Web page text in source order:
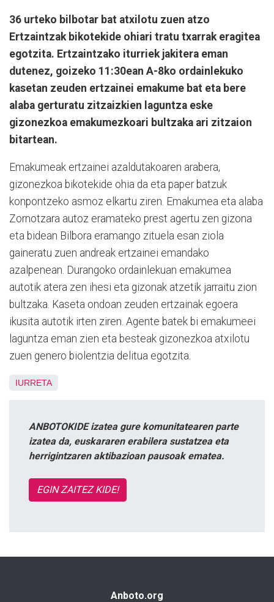
36 urteko bilbotar bat atxilotu zuen atzo
Ertzaintzak bikotekide ohiari tratu txarrak eragitea
egotzita. Ertzaintzako iturriek jakitera eman
dutenez, goizeko 11:30ean A-8ko ordainlekuko
kasetan zeuden ertzainei emakume bat eta bere
alaba gerturatu zitzaizkien laguntza eske
gizonezkoa emakumezkoari bultzaka ari zitzaion
bitartean.
Emakumeak ertzainei azaldutakoaren arabera,
gizonezkoa bikotekide ohia da eta paper batzuk
konpontzeko asmoz elkartu ziren. Emakumea eta alaba
Zornotzara autoz eramateko prest agertu zen gizona
eta bidean Bilbora eramango zituela esan ziola
gaineratu zuen andreak ertzainei emandako
azalpenean. Durangoko ordainlekuan emakumea
autotik atera zen ihesi eta gizonak atzetik jarraitu zion
bultzaka. Kaseta ondoan zeuden ertzainak egoera
ikusita autotik irten ziren. Agente batek bi emakumeei
laguntza eman zien eta besteak gizonezkoa atxilotu
zuen genero biolentzia delitua egotzita.
IURRETA
ANBOTOKIDE izatea gure komunitatearen parte
izatea da, euskararen erabilera sustatzea eta
herrigintzaren aktibazioan pausoak ematea.
EGIN ZAITEZ KIDE!
Anboto.org